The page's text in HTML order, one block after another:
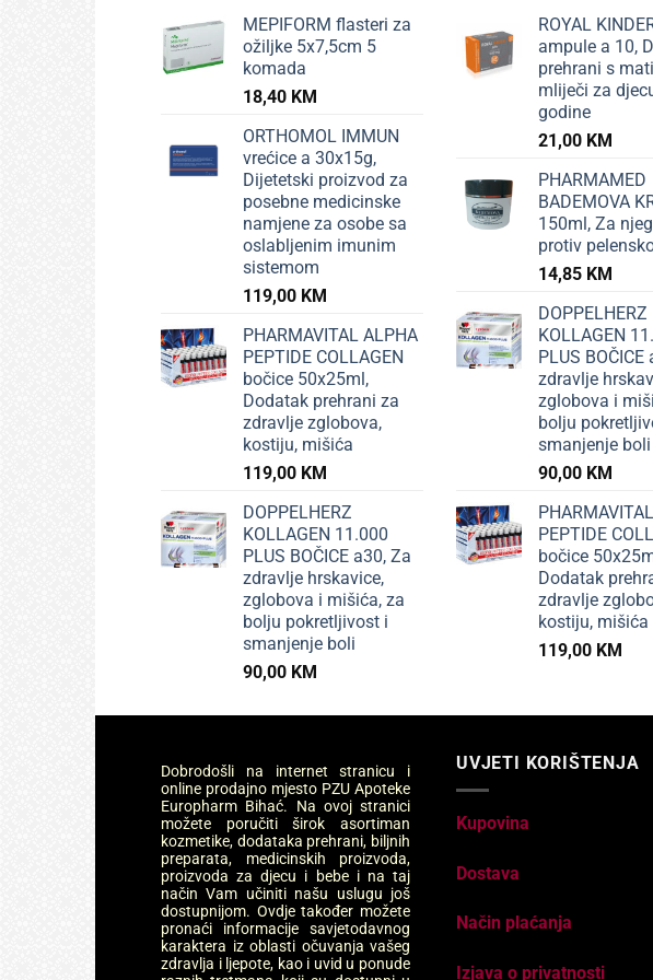
MEPIFORM flasteri za
ožiljke 5x7,5cm 5
komada
18,40 KM
ORTHOMOL IMMUN
vrećice a 30x15g,
Dijetetski proizvod za
posebne medicinske
namjene za osobe sa
oslabljenim imunim
sistemom
119,00 KM
PHARMAVITAL ALPHA
PEPTIDE COLLAGEN
bočice 50x25ml,
Dodatak prehrani za
zdravlje zglobova,
kostiju, mišića
119,00 KM
DOPPELHERZ
KOLLAGEN 11.000
PLUS BOČICE a30, Za
zdravlje hrskavice,
zglobova i mišića, za
bolju pokretljivost i
smanjenje boli
90,00 KM
ROYAL
ampule a 10,
prehrani s
mliječi za
godine
21,00 KM
PHARMAMED
BADEMOVA
150ml, Za
protiv
14,85 KM
DOPPELHERZ
KOLLAGEN
PLUS BOČICE
zdravlje
zglobova i
bolju
smanjenje boli
90,00 KM
PEPTIDE
bočice
Dodatak
zdravlje
kostiju, mišića
119,00 KM
Dobrodošli na internet stranicu i
online prodajno mjesto PZU Apoteke
Europharm Bihać. Na ovoj stranici
možete poručiti širok asortiman
kozmetike, dodataka prehrani, biljnih
preparata, medicinskih proizvoda,
proizvoda za djecu i bebe i na taj
način Vam učiniti našu uslugu još
dostupnijom. Ovdje također možete
pronaći informacije savjetodavnog
karaktera iz oblasti očuvanja vašeg
zdravlja i ljepote, kao i uvid u ponude
UVJETI KORIŠTENJA
Kupovina
Dostava
Način plaćanja
Izjava o privatnosti